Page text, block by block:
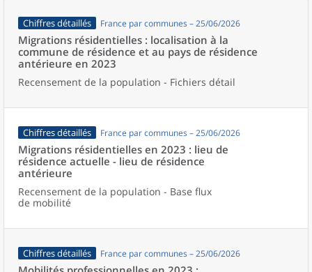
Chiffres détaillés France par communes – 25/06/2026
Migrations résidentielles : localisation à la
commune de résidence et au pays de résidence
antérieure en 2023
Recensement de la population - Fichiers détail
Chiffres détaillés France par communes – 25/06/2026
Migrations résidentielles en 2023 : lieu de
résidence actuelle - lieu de résidence
antérieure
Recensement de la population - Base flux
de mobilité
Chiffres détaillés France par communes – 25/06/2026